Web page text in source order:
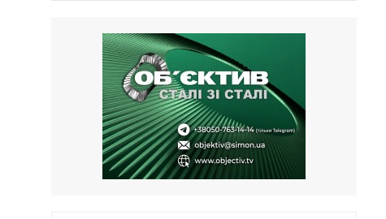
Чугуева, города, который устоял,
несмотря ни на что
21.05.2026
«ТЦК нарушает закон? Пусть
платят!» Как благодаря штрафу
женщину сняли с учета
15.05.2026